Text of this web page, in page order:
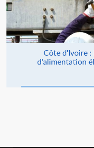
Côte d'Ivoire
d'alimentation